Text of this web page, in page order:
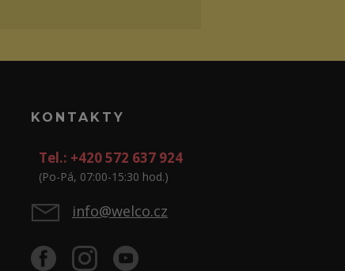
KONTAKTY
Tel.: +420 572 637 924
(Po-Pá, 07:00-15:30 hod.)
info@welco.cz